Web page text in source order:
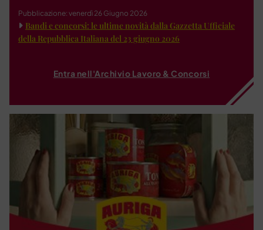
Pubblicazione: venerdì 26 Giugno 2026
Bandi e concorsi: le ultime novità dalla Gazzetta Ufficiale
della Repubblica Italiana del 23 giugno 2026
Entra nell'Archivio Lavoro & Concorsi